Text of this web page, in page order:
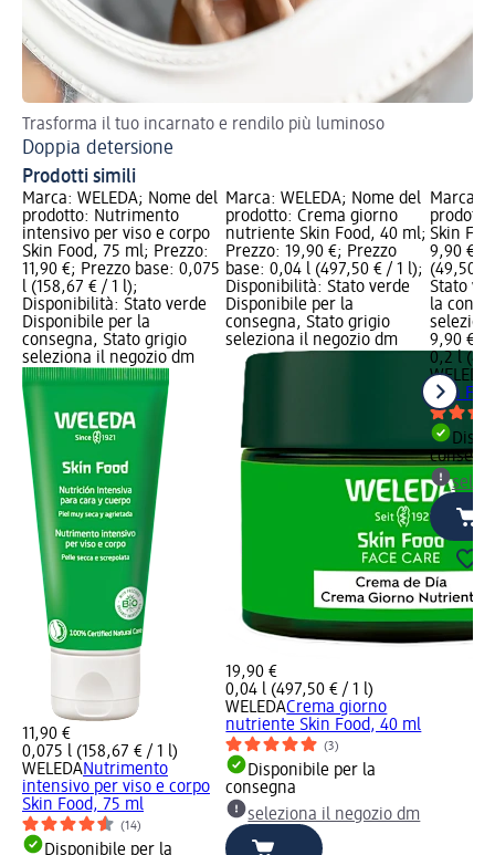
Trasforma il tuo incarnato e rendilo più luminoso
Doppia detersione
Prodotti simili
Marca: WELEDA; Nome del
prodotto: Nutrimento
intensivo per viso e corpo
Skin Food, 75 ml; Prezzo:
11,90 €; Prezzo base: 0,075
l (158,67 € / 1 l);
Disponibilità: Stato verde
Disponibile per la
consegna, Stato grigio
seleziona il negozio dm
11,90 €
0,075 l (158,67 € / 1 l)
WELEDANutrimento
intensivo per viso e corpo
Skin Food, 75 ml
(14)
Disponibile per la
Marca: WELEDA; Nome del
prodotto: Crema giorno
nutriente Skin Food, 40 ml;
Prezzo: 19,90 €; Prezzo
base: 0,04 l (497,50 € / 1 l);
Disponibilità: Stato verde
Disponibile per la
consegna, Stato grigio
seleziona il negozio dm
19,90 €
0,04 l (497,50 € / 1 l)
WELEDACrema giorno
nutriente Skin Food, 40 ml
(3)
Disponibile per la
consegna
seleziona il negozio dm
Marca:
Skin
9,90 €;
(49,50
Stato
la
9,90 €
0,2 l
WELEDA
Skin